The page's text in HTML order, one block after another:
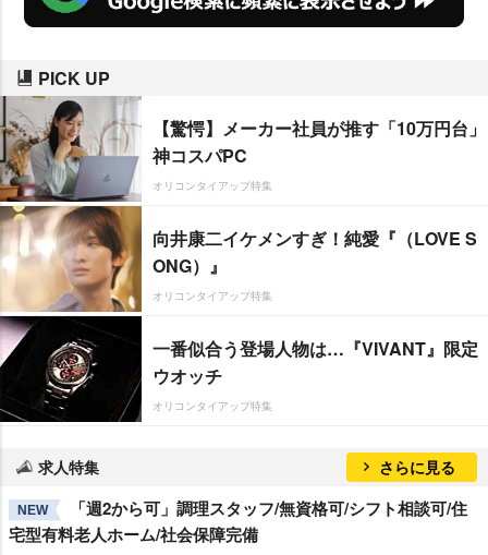
PICK UP
【驚愕】メーカー社員が推す「10万円台」
神コスパPC
オリコンタイアップ特集
向井康二イケメンすぎ！純愛『（LOVE S
ONG）』
オリコンタイアップ特集
一番似合う登場人物は…『VIVANT』限定
ウオッチ
オリコンタイアップ特集
求人特集 さらに見る
NEW
「週2から可」調理スタッフ/無資格可/シフト相談可/住
宅型有料老人ホーム/社会保障完備